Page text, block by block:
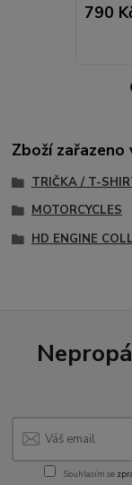
790
Zboží
TRIČKA / T-
MOTORCYCLES
HD ENGINE
Souhlasím se